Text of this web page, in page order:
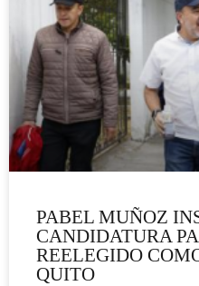
PABEL MUÑOZ
CANDIDATURA
REELEGIDO
QUITO